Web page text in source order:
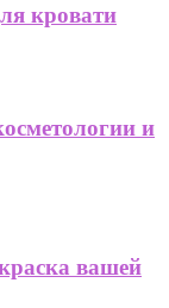
кровати
и
вашей